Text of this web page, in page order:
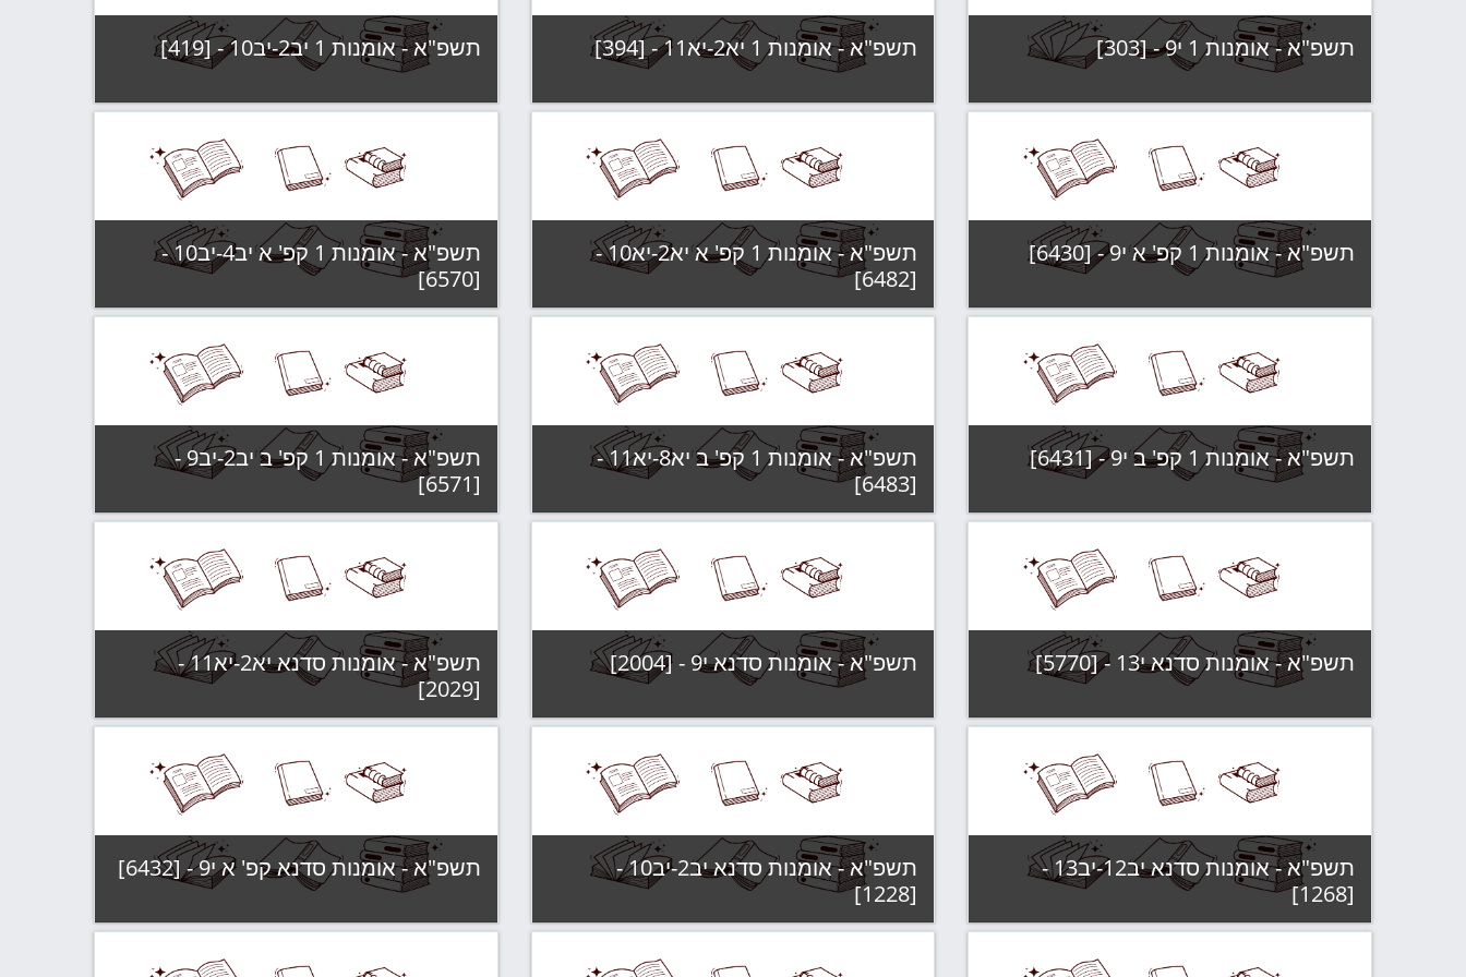
תשפ"א - אומנות 1 י9 - [303]
תשפ"א - קבוצות לימוד
צפה בקורס
תשפ"א - אומנות 1 יא2-יא11 - [394]
תשפ"א - קבוצות לימוד
צפה בקורס
תשפ"א - אומנות 1 יב2-יב10 - [419]
תשפ"א - קבוצות לימוד
צפה בקורס
תשפ"א - אומנות 1 קפ' א י9 - [6430]
תשפ"א - קבוצות לימוד
צפה בקורס
תשפ"א - אומנות 1 קפ' א יא2-יא10 -
[6482]
תשפ"א - קבוצות לימוד
תשפ"א - אומנות 1 קפ' א יב4-יב10 -
[6570]
תשפ"א - קבוצות לימוד
תשפ"א - אומנות 1 קפ' ב י9 - [6431]
תשפ"א - קבוצות לימוד
צפה בקורס
תשפ"א - אומנות 1 קפ' ב יא8-יא11 -
[6483]
תשפ"א - קבוצות לימוד
תשפ"א - אומנות 1 קפ' ב יב2-יב9 -
[6571]
תשפ"א - קבוצות לימוד
תשפ"א - אומנות סדנא י13 - [5770]
תשפ"א - קבוצות לימוד
צפה בקורס
תשפ"א - אומנות סדנא י9 - [2004]
תשפ"א - קבוצות לימוד
צפה בקורס
תשפ"א - אומנות סדנא יא2-יא11 -
[2029]
תשפ"א - קבוצות לימוד
תשפ"א - אומנות סדנא יב12-יב13 -
[1268]
תשפ"א - אומנות סדנא יב2-יב10 -
[1228]
תשפ"א - אומנות סדנא קפ' א י9 - [6432]
תשפ"א - קבוצות לימוד